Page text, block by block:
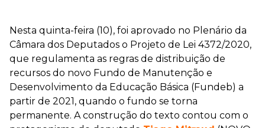
Nesta quinta-feira (10), foi aprovado no Plenário da
Câmara dos Deputados o Projeto de Lei 4372/2020,
que regulamenta as regras de distribuição de
recursos do novo Fundo de Manutenção e
Desenvolvimento da Educação Básica (Fundeb) a
partir de 2021, quando o fundo se torna
permanente. A construção do texto contou com o